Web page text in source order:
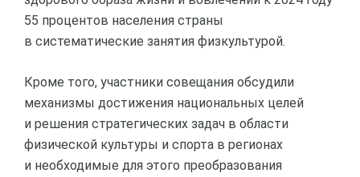
55 процентов населения страны
в систематические занятия физкультурой.
Кроме того, участники совещания обсудили
механизмы достижения национальных целей
и решения стратегических задач в области
физической культуры и спорта в регионах
и необходимые для этого преобразования